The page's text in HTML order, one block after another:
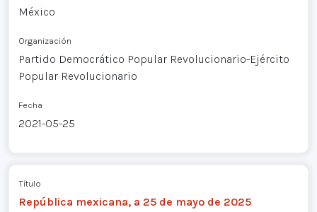
México
Organización
Partido Democrático Popular Revolucionario-Ejército
Popular Revolucionario
Fecha
2021-05-25
Título
República mexicana, a 25 de mayo de 2025